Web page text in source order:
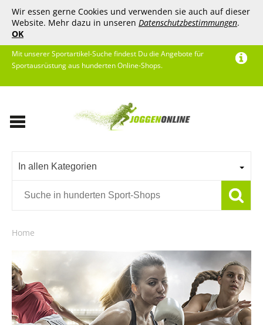
Wir essen gerne Cookies und verwenden sie auch auf dieser
Website. Mehr dazu in unseren Datenschutzbestimmungen.
OK
Mit unserer Sportartikel-Suche findest Du die Angebote für
Sportausrüstung aus hunderten Online-Shops.
In allen Kategorien
Home